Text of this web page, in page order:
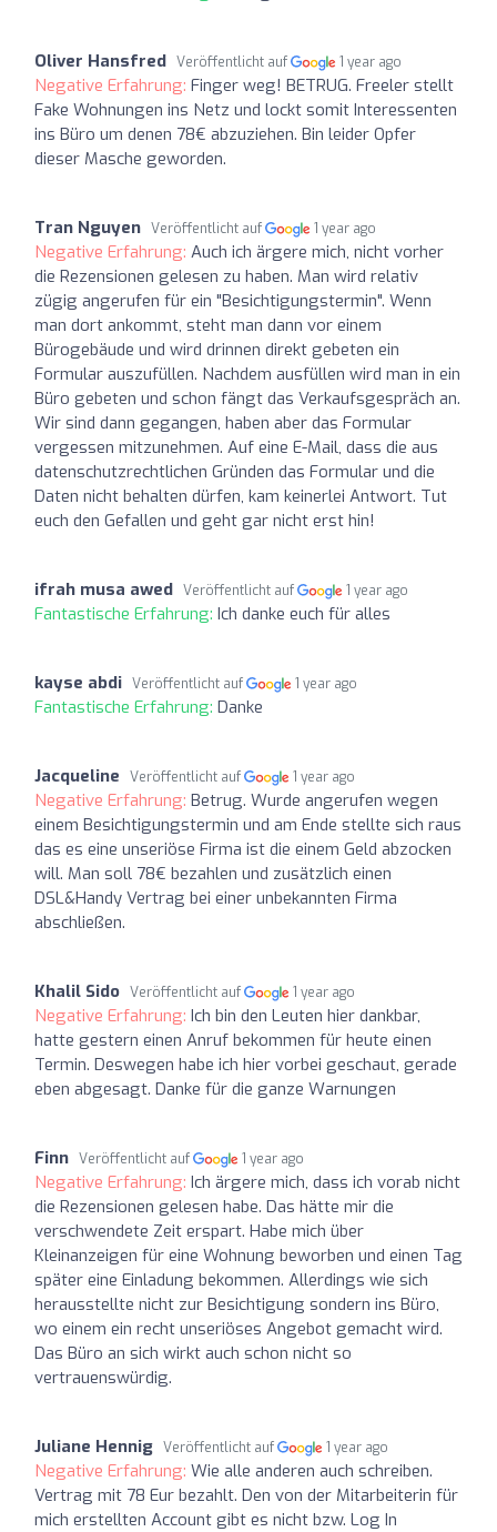
Oliver Hansfred Veröffentlicht auf 1 year ago
Negative Erfahrung: Finger weg! BETRUG. Freeler stellt
Fake Wohnungen ins Netz und lockt somit Interessenten
ins Büro um denen 78€ abzuziehen. Bin leider Opfer
dieser Masche geworden.
Tran Nguyen Veröffentlicht auf 1 year ago
Negative Erfahrung: Auch ich ärgere mich, nicht vorher
die Rezensionen gelesen zu haben. Man wird relativ
zügig angerufen für ein "Besichtigungstermin". Wenn
man dort ankommt, steht man dann vor einem
Bürogebäude und wird drinnen direkt gebeten ein
Formular auszufüllen. Nachdem ausfüllen wird man in ein
Büro gebeten und schon fängt das Verkaufsgespräch an.
Wir sind dann gegangen, haben aber das Formular
vergessen mitzunehmen. Auf eine E-Mail, dass die aus
datenschutzrechtlichen Gründen das Formular und die
Daten nicht behalten dürfen, kam keinerlei Antwort. Tut
euch den Gefallen und geht gar nicht erst hin!
ifrah musa awed Veröffentlicht auf 1 year ago
Fantastische Erfahrung: Ich danke euch für alles
kayse abdi Veröffentlicht auf 1 year ago
Fantastische Erfahrung: Danke
Jacqueline Veröffentlicht auf 1 year ago
Negative Erfahrung: Betrug. Wurde angerufen wegen
einem Besichtigungstermin und am Ende stellte sich raus
das es eine unseriöse Firma ist die einem Geld abzocken
will. Man soll 78€ bezahlen und zusätzlich einen
DSL&Handy Vertrag bei einer unbekannten Firma
abschließen.
Khalil Sido Veröffentlicht auf 1 year ago
Negative Erfahrung: Ich bin den Leuten hier dankbar,
hatte gestern einen Anruf bekommen für heute einen
Termin. Deswegen habe ich hier vorbei geschaut, gerade
eben abgesagt. Danke für die ganze Warnungen
Finn Veröffentlicht auf 1 year ago
Negative Erfahrung: Ich ärgere mich, dass ich vorab nicht
die Rezensionen gelesen habe. Das hätte mir die
verschwendete Zeit erspart. Habe mich über
Kleinanzeigen für eine Wohnung beworben und einen Tag
später eine Einladung bekommen. Allerdings wie sich
herausstellte nicht zur Besichtigung sondern ins Büro,
wo einem ein recht unseriöses Angebot gemacht wird.
Das Büro an sich wirkt auch schon nicht so
vertrauenswürdig.
Juliane Hennig Veröffentlicht auf 1 year ago
Negative Erfahrung: Wie alle anderen auch schreiben.
Vertrag mit 78 Eur bezahlt. Den von der Mitarbeiterin für
mich erstellten Account gibt es nicht bzw. Log In